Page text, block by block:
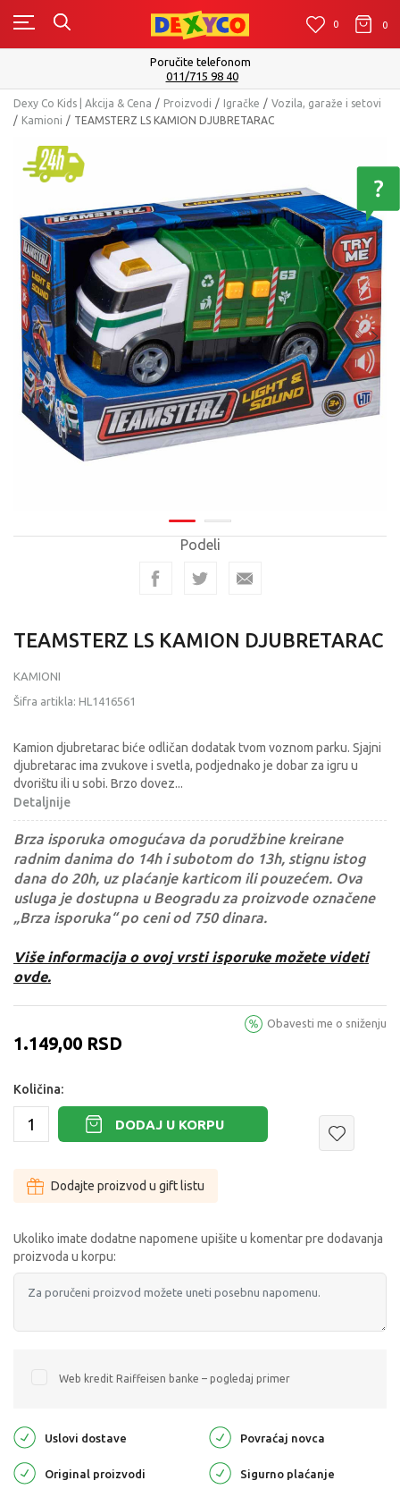
0 0 0
Poručite telefonom
011/715 98 40
Dexy Co Kids | Akcija & Cena Proizvodi Igračke
Vozila, garaže i setovi
Kamioni
TEAMSTERZ LS KAMION DJUBRETARAC
Podeli
TEAMSTERZ LS KAMION DJUBRETARAC
KAMIONI
Šifra artikla: HL1416561
Kamion djubretarac biće odličan dodatak tvom voznom parku. Sjajni
djubretarac ima zvukove i svetla, podjednako je dobar za igru u
dvorištu ili u sobi. Brzo dovez...
Detaljnije
Brza isporuka omogućava da porudžbine kreirane
radnim danima do 14h i subotom do 13h, stignu istog
dana do 20h, uz plaćanje karticom ili pouzećem. Ova
usluga je dostupna u Beogradu za proizvode označene
„Brza isporuka“ po ceni od 750 dinara.
Više informacija o ovoj vrsti isporuke možete videti
ovde.
1.149,00 RSD
Obavesti me o sniženju
Količina:
DODAJ U KORPU
Dodajte proizvod u gift listu
Ukoliko imate dodatne napomene upišite u komentar pre dodavanja
proizvoda u korpu:
Web kredit Raiffeisen banke – pogledaj primer
Uslovi dostave Povraćaj novca
Original proizvodi Sigurno plaćanje